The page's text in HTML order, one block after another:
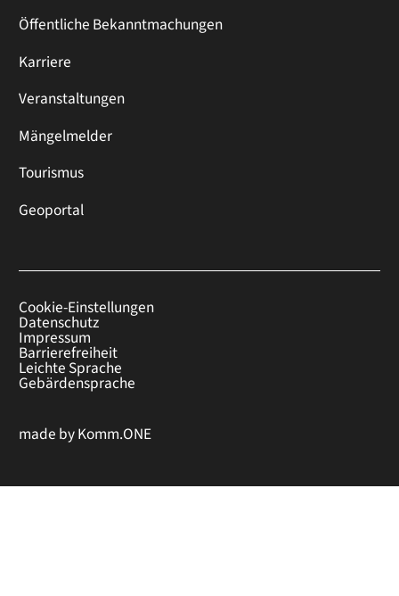
Öffentliche Bekanntmachungen
Karriere
Veranstaltungen
Mängelmelder
Tourismus
Geoportal
Cookie-Einstellungen
Datenschutz
Impressum
Barrierefreiheit
Leichte Sprache
Gebärdensprache
made byKomm.ONE